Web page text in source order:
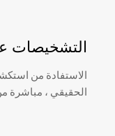
التشخيصات
الاستفادة من
الحقيقي ، مباشرة